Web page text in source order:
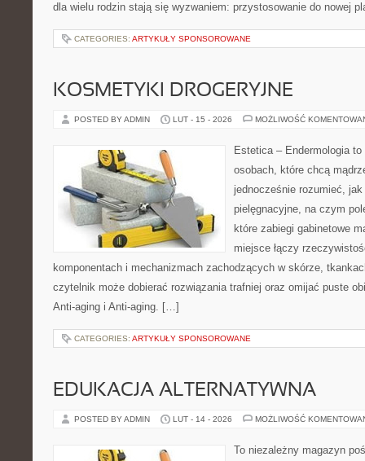
dla wielu rodzin stają się wyzwaniem: przystosowanie do nowej
CATEGORIES: ARTYKUŁY SPONSOROWANE
KOSMETYKI DROGERYJNE
POSTED BY ADMIN LUT - 15 - 2026 MOŻLIWOŚĆ
Estetica – Endermologia
osobach, które chcą
jednocześnie rozumieć, jak
pielęgnacyjne, na czym
które zabiegi gabinetowe
miejsce łączy
komponentach i mechanizmach zachodzących w skórze,
czytelnik może dobierać rozwiązania trafniej oraz omijać puste
Anti-aging i Anti-aging. […]
CATEGORIES: ARTYKUŁY SPONSOROWANE
EDUKACJA ALTERNATYWNA
POSTED BY ADMIN LUT - 14 - 2026 MOŻLIWOŚĆ
To niezależny magazyn